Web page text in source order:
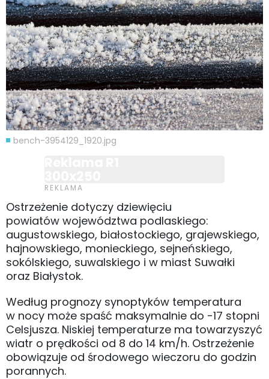
bench-3954129_1920.jpg
Ostrzeżenie dotyczy dziewięciu
powiatów województwa podlaskiego:
augustowskiego, białostockiego, grajewskiego,
hajnowskiego, monieckiego, sejneńskiego,
sokólskiego, suwalskiego i w miast Suwałki
oraz Białystok.
Według prognozy synoptyków temperatura
w nocy może spaść maksymalnie do -17 stopni
Celsjusza. Niskiej temperaturze ma towarzyszyć
wiatr o prędkości od 8 do 14 km/h. Ostrzeżenie
obowiązuje od środowego wieczoru do godzin
porannych.